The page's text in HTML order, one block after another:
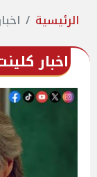
الرئيسية
اخبار